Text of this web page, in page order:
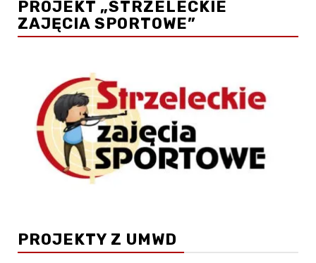
PROJEKT „STRZELECKIE
ZAJĘCIA SPORTOWE”
PROJEKTY Z UMWD